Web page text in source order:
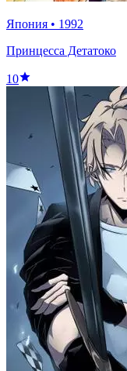
Япония • 1992
Принцесса Детатоко
10